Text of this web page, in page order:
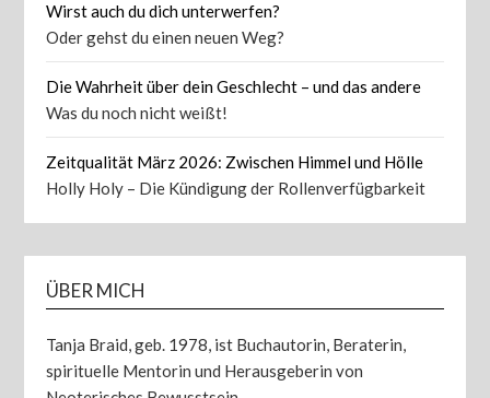
Wirst auch du dich unterwerfen?
Oder gehst du einen neuen Weg?
Die Wahrheit über dein Geschlecht – und das andere
Was du noch nicht weißt!
Zeitqualität März 2026: Zwischen Himmel und Hölle
Holly Holy – Die Kündigung der Rollenverfügbarkeit
ÜBER MICH
Tanja Braid, geb. 1978, ist Buchautorin, Beraterin,
spirituelle Mentorin und Herausgeberin von